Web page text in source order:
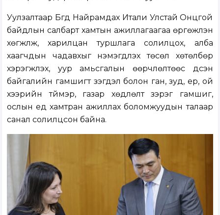
Уулзалтаар Бүгд Найрамдах Итали Улстай Онцгой
байдлын салбарт хамтын ажиллагаагаа өргөжүүлэн
хөгжүүлж, харилцан туршлага солилцох, алба
хаагчдын чадавхыг нэмэгдүүлэх төсөл хөтөлбөр
хэрэгжүүлэх, уур амьсгалын өөрчлөлтөөс үүдсэн
байгалийн гамшигт үзэгдэл болон ган, зуд, үер, ой
хээрийн түймэр, газар хөдлөлт зэрэг гамшиг,
ослын үед хамтран ажиллах боломжуудын талаар
санал солилцсон байна.